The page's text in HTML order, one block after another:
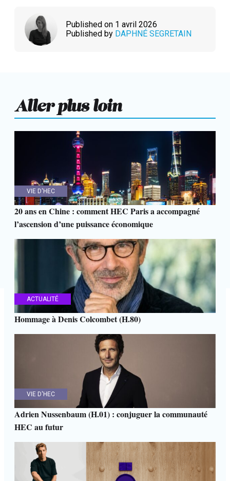
Published on 1 avril 2026
Published by DAPHNÉ SEGRETAIN
Aller plus loin
VIE D'HEC
20 ans en Chine : comment HEC Paris a accompagné
l’ascension d’une puissance économique
ACTUALITÉ
Hommage à Denis Colcombet (H.80)
VIE D'HEC
Adrien Nussenbaum (H.01) : conjuguer la communauté
HEC au futur